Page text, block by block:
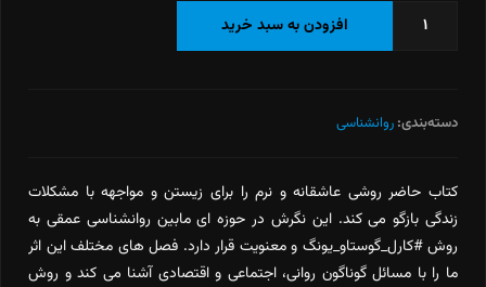
مراقبت
افزودن به سبد خرید
دسته‌بندی: روانشناسی
کتاب حاضر روشی عاشقانه و نرم را برای زیستن و مواجهه با مشکلات
زندگی بازگو می کند. این نگرش در حوزه ای مابین روانشناسی عمقی به
روش #کارل_گوستاو_یونگ و معنویت قرار دارد. فصل های مختلف این اثر
ما را با مسائل گوناگون روانی، اجتماعی و اقتصادی آشنا می کند و روش